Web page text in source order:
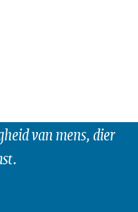
van mens, dier